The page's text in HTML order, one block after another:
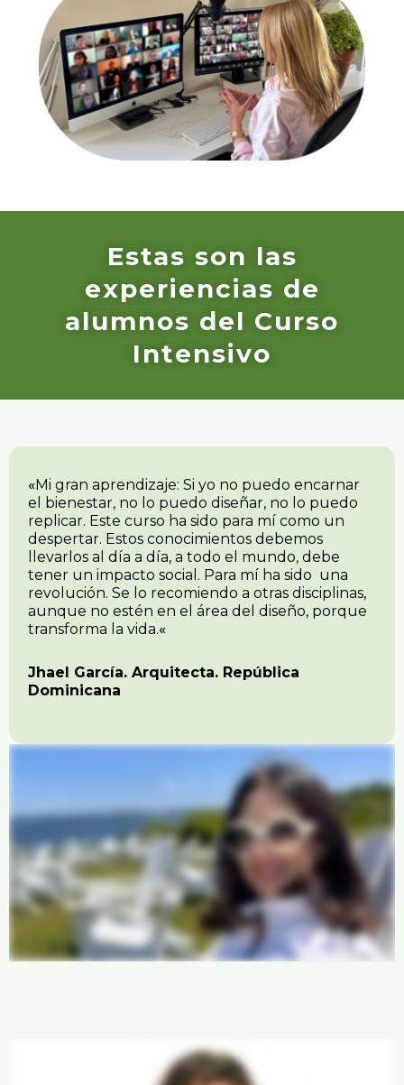
Estas son las
experiencias de
alumnos del Curso
Intensivo
«Mi gran aprendizaje: Si yo no puedo encarnar
el bienestar, no lo puedo diseñar, no lo puedo
replicar. Este curso ha sido para mí como un
despertar. Estos conocimientos debemos
llevarlos al día a día, a todo el mundo, debe
tener un impacto social. Para mí ha sido una
revolución.Se lo recomiendo a otras disciplinas,
aunque no estén en el área del diseño, porque
transforma la vida.«
Jhael García. Arquitecta. República
Dominicana